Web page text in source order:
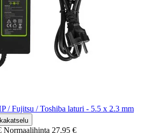
/ Fujitsu / Toshiba laturi - 5.5 x 2.3 mm
Normaalihinta 27,95 €